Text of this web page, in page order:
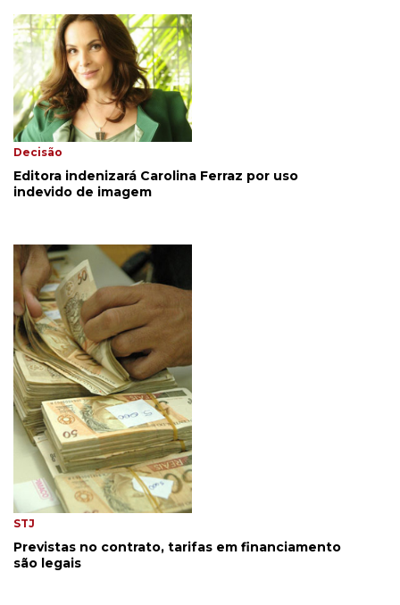
Decisão
Editora indenizará Carolina Ferraz por uso
indevido de imagem
STJ
Previstas no contrato, tarifas em financiamento
são legais